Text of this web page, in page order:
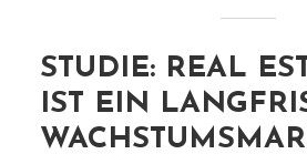
STUDIE: REAL
IST EIN